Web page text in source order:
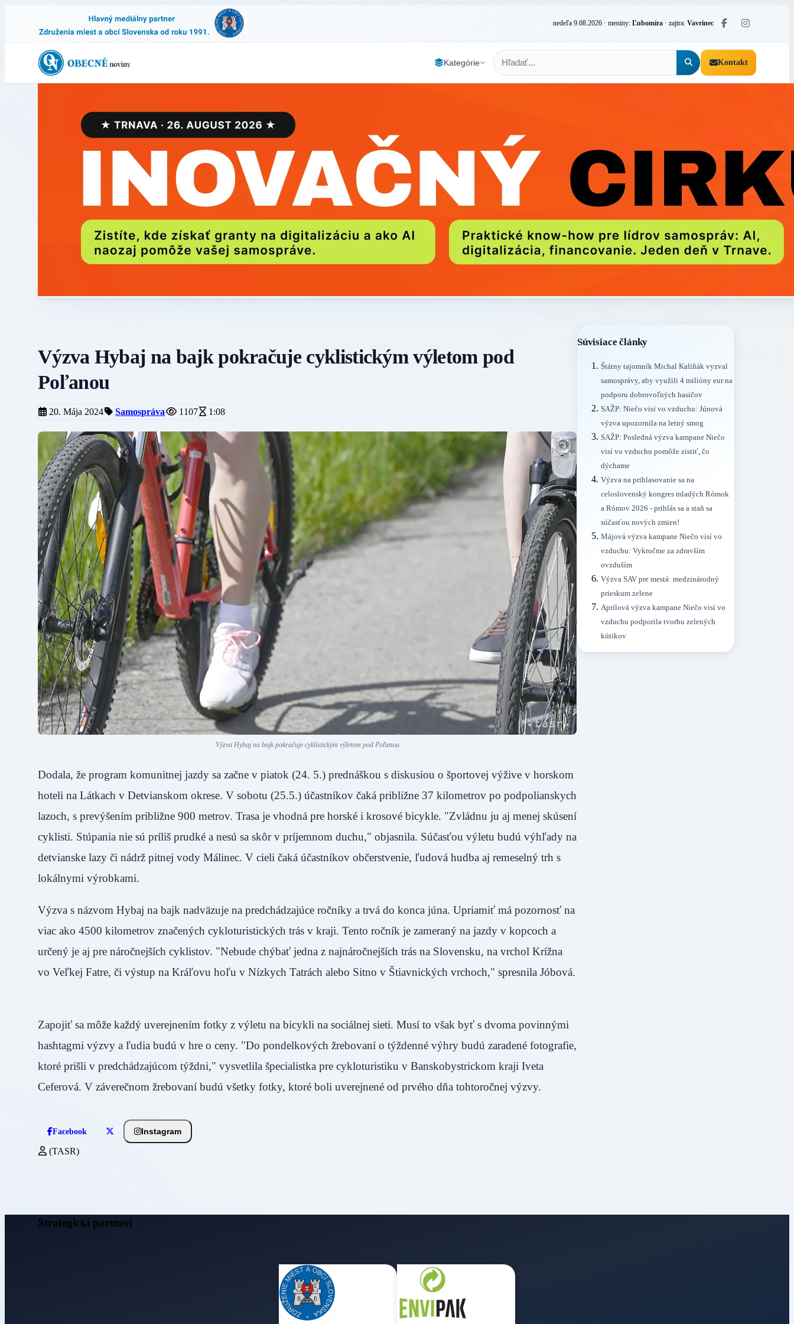
nedeľa 9.08.2026 · meniny: Ľubomíra · zajtra: Vavrinec
Kategórie Kontakt
Výzva Hybaj na bajk pokračuje cyklistickým výletom pod
Poľanou
20. Mája 2024 Samospráva 1107 1:08
Výzva Hybaj na bajk pokračuje cyklistickým výletom pod Poľanou
Dodala, že program komunitnej jazdy sa začne v piatok (24. 5.) prednáškou s diskusiou o športovej výžive v horskom
hoteli na Látkach v Detvianskom okrese. V sobotu (25.5.) účastníkov čaká približne 37 kilometrov po podpolianskych
lazoch, s prevýšením približne 900 metrov. Trasa je vhodná pre horské i krosové bicykle. "Zvládnu ju aj menej skúsení
cyklisti. Stúpania nie sú príliš prudké a nesú sa skôr v príjemnom duchu," objasnila. Súčasťou výletu budú výhľady na
detvianske lazy či nádrž pitnej vody Málinec. V cieli čaká účastníkov občerstvenie, ľudová hudba aj remeselný trh s
lokálnymi výrobkami.
Výzva s názvom Hybaj na bajk nadväzuje na predchádzajúce ročníky a trvá do konca júna. Upriamiť má pozornosť na
viac ako 4500 kilometrov značených cykloturistických trás v kraji. Tento ročník je zameraný na jazdy v kopcoch a
určený je aj pre náročnejších cyklistov. "Nebude chýbať jedna z najnáročnejších trás na Slovensku, na vrchol Krížna
vo Veľkej Fatre, či výstup na Kráľovu hoľu v Nízkych Tatrách alebo Sitno v Štiavnických vrchoch," spresnila Jóbová.
Zapojiť sa môže každý uverejnením fotky z výletu na bicykli na sociálnej sieti. Musí to však byť s dvoma povinnými
hashtagmi výzvy a ľudia budú v hre o ceny. "Do pondelkových žrebovaní o týždenné výhry budú zaradené fotografie,
ktoré prišli v predchádzajúcom týždni," vysvetlila špecialistka pre cykloturistiku v Banskobystrickom kraji Iveta
Ceferová. V záverečnom žrebovaní budú všetky fotky, ktoré boli uverejnené od prvého dňa tohtoročnej výzvy.
Facebook Instagram
(TASR)
Súvisiace články
Štátny tajomník Michal Kaliňák vyzval
samosprávy, aby využili 4 milióny eur na
podporu dobrovoľných hasičov
SAŽP: Niečo visí vo vzduchu: Júnová
výzva upozornila na letný smog
SAŽP: Posledná výzva kampane Niečo
visí vo vzduchu pomôže zistiť, čo
dýchame
Výzva na prihlasovanie sa na
celoslovenský kongres mladých Rómok
a Rómov 2026 - prihlás sa a staň sa
súčasťou nových zmien!
Májová výzva kampane Niečo visí vo
vzduchu: Vykročme za zdravším
ovzduším
Výzva SAV pre mestá: medzinárodný
prieskum zelene
Aprílová výzva kampane Niečo visí vo
vzduchu podporila tvorbu zelených
kútikov
Strategickí partneri